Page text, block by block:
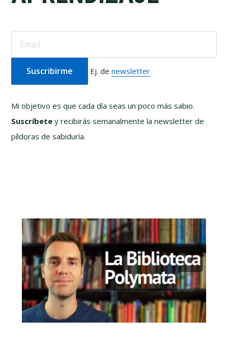
Ej. denewsletter
Mi objetivo es que cada día seas un poco más sabio.
Suscríbete y recibirás semanalmente la newsletter de
píldoras de sabiduría.